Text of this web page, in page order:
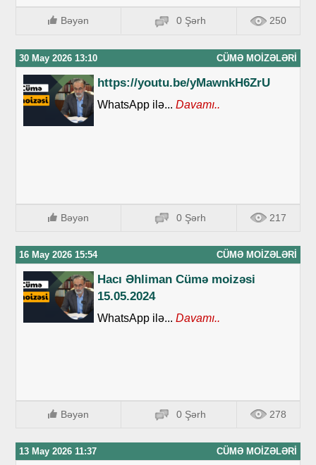
Bəyən 0 Şərh 250
30 May 2026 13:10 CÜMƏ MOIZƏLƏRI
https://youtu.be/yMawnkH6ZrU
WhatsApp ilə... Davamı..
Bəyən 0 Şərh 217
16 May 2026 15:54 CÜMƏ MOIZƏLƏRI
Hacı Əhliman Cümə moizəsi
15.05.2024
WhatsApp ilə... Davamı..
Bəyən 0 Şərh 278
13 May 2026 11:37 CÜMƏ MOIZƏLƏRI